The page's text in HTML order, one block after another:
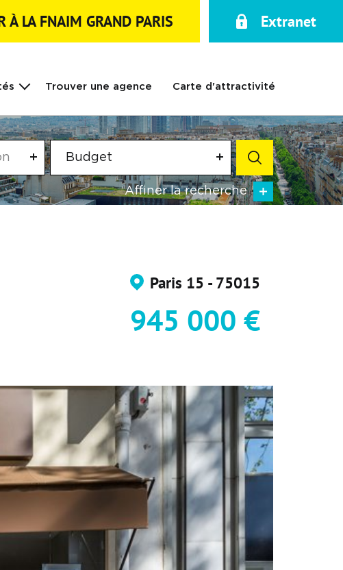
À LA FNAIM GRAND PARIS Extranet
Trouver une agence Carte d'attractivité
Budget
Affiner la recherche
Paris 15 - 75015
945 000 €